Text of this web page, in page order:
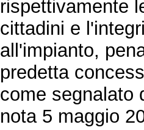
rispettivamente
cittadini e
all'impianto,
predetta
come segnalato
nota 5 maggio